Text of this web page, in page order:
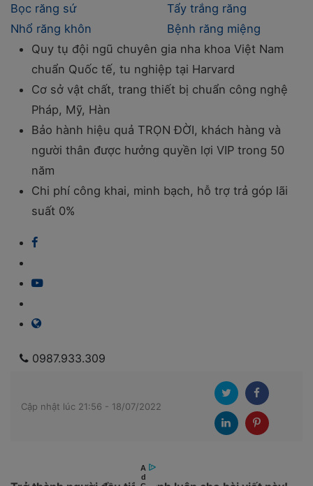
Bọc răng sứ
Tẩy trắng răng
Nhổ răng khôn
Bệnh răng miệng
Quy tụ đội ngũ chuyên gia nha khoa Việt Nam
chuẩn Quốc tế, tu nghiệp tại Harvard
Cơ sở vật chất, trang thiết bị chuẩn công nghệ
Pháp, Mỹ, Hàn
Bảo hành hiệu quả TRỌN ĐỜI, khách hàng và
người thân được hưởng quyền lợi VIP trong 50
năm
Chi phí công khai, minh bạch, hỗ trợ trả góp lãi
suất 0%
0987.933.309
Cập nhật lúc 21:56 - 18/07/2022